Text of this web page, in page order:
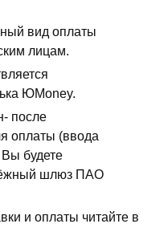
вид оплаты
лицам.
ЮMoney.
после
оплаты (ввода
будете
шлюз ПАО
и оплаты читайте в